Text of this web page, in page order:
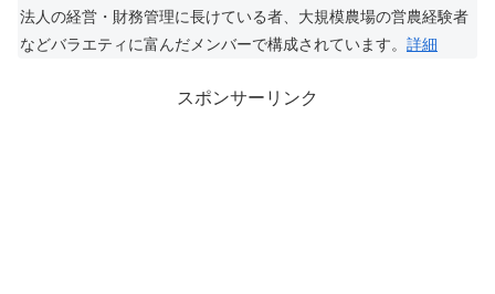
法人の経営・財務管理に長けている者、大規模農場の営農経験者
などバラエティに富んだメンバーで構成されています。 詳細
スポンサーリンク